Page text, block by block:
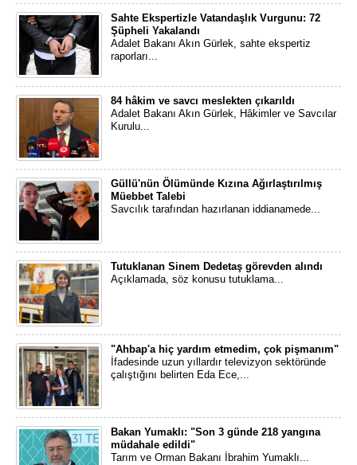
Sahte Ekspertizle Vatandaşlık Vurgunu: 72
Şüpheli Yakalandı
Adalet Bakanı Akın Gürlek, sahte ekspertiz
raporları...
84 hâkim ve savcı meslekten çıkarıldı
Adalet Bakanı Akın Gürlek, Hâkimler ve Savcılar
Kurulu...
Güllü'nün Ölümünde Kızına Ağırlaştırılmış
Müebbet Talebi
Savcılık tarafından hazırlanan iddianamede...
Tutuklanan Sinem Dedetaş görevden alındı
Açıklamada, söz konusu tutuklama...
"Ahbap'a hiç yardım etmedim, çok pişmanım"
İfadesinde uzun yıllardır televizyon sektöründe
çalıştığını belirten Eda Ece,...
Bakan Yumaklı: "Son 3 günde 218 yangına
müdahale edildi"
Tarım ve Orman Bakanı İbrahim Yumaklı...